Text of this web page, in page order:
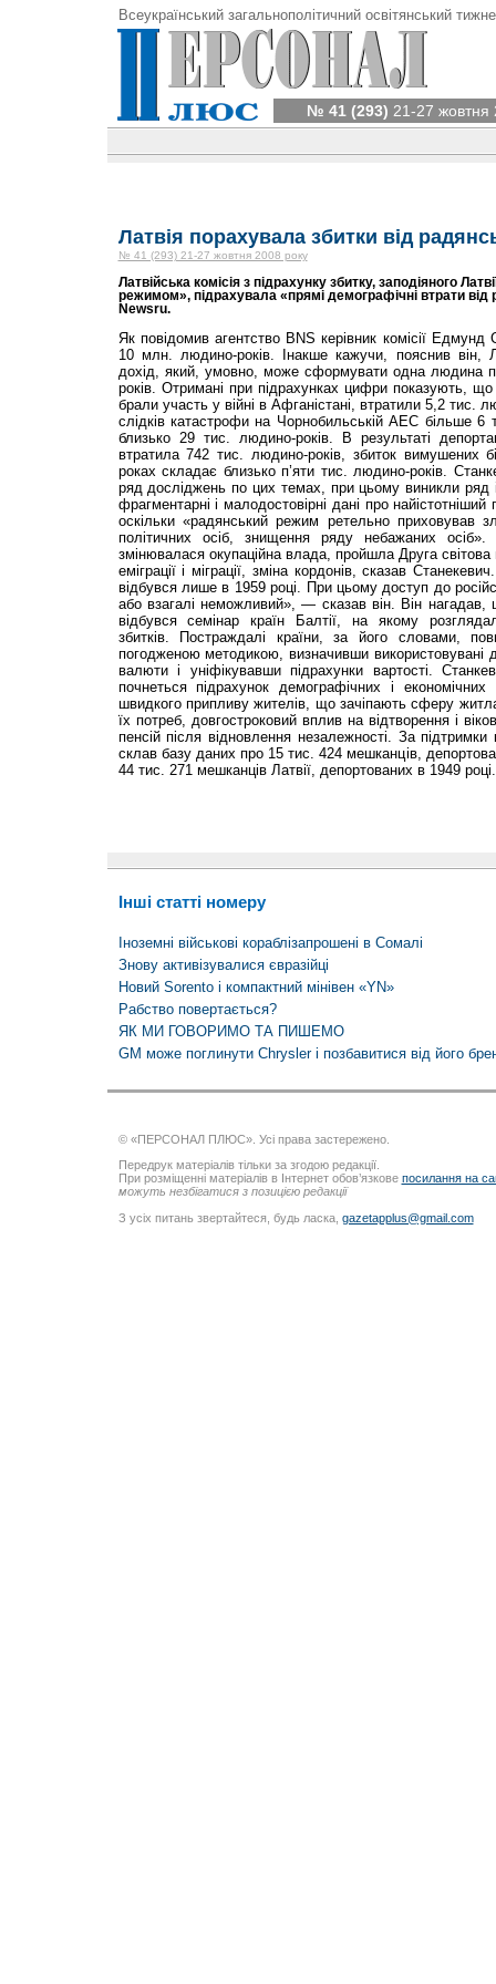
Всеукраїнський загальнополітичний освітянський
№ 41 (293) 21-27 жовтня
Латвія порахувала збитки від
№ 41 (293) 21-27 жовтня 2008 року
Латвійська комісія з підрахунку збитку, заподіяного
режимом», підрахувала «прямі демографічні втрати від
Newsru.
Як повідомив агентство BNS керівник комісії
10 млн. людино-років. Інакше кажучи, пояснив він,
дохід, який, умовно, може сформувати одна людина
років. Отримані при підрахунках цифри показують,
брали участь у війні в Афганістані, втратили 5,2 тис.
слідків катастрофи на Чорнобильській АЕС більше 6
близько 29 тис. людино-років. В результаті
втратила 742 тис. людино-років, збиток вимушених
роках складає близько п’яти тис. людино-років.
ряд досліджень по цих темах, при цьому виникли ряд
фрагментарні і малодостовірні дані про
оскільки «радянський режим ретельно приховував
політичних осіб, знищення ряду небажаних
змінювалася окупаційна влада, пройшла Друга світова
еміграції і міграції, зміна кордонів, сказав
відбувся лише в 1959 році. При цьому доступ до
або взагалі неможливий», — сказав він. Він нагадав,
відбувся семінар країн Балтії, на якому
збитків. Постраждалі країни, за його словами,
погодженою методикою, визначивши використовувані
валюти і уніфікувавши підрахунки вартості.
почнеться підрахунок демографічних і
швидкого припливу жителів, що зачіпають сферу
їх потреб, довгостроковий вплив на відтворення і
пенсій після відновлення незалежності. За підтримки
склав базу даних про 15 тис. 424 мешканців,
44 тис. 271 мешканців Латвії, депортованих в 1949 році.
Інші статті номеру
Іноземні військові кораблізапрошені в Сомалі
Знову активізувалися євразійці
Новий Sorento і компактний мінівен «YN»
Рабство повертається?
ЯК МИ ГОВОРИМО ТА ПИШЕМО
GM може поглинути Chrysler і позбавитися від його
© «ПЕРСОНАЛ ПЛЮС». Усі права застережено.
Передрук матеріалів тільки за згодою редакції.
При розміщенні матеріалів в Інтернет обов’язкове посилання на
можуть незбігатися з позицією редакції
З усіх питань звертайтеся, будь ласка, gazetapplus@gmail.com